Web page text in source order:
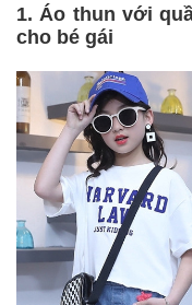
1. Áo thun với
cho bé gái